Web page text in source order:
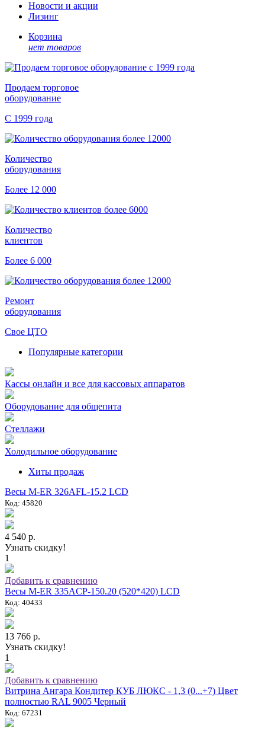
Новости и акции
Лизинг
Корзина
нет товаров
Продаем торговое
оборудование
С 1999 года
Количество
оборудования
Более 12 000
Количество
клиентов
Более 6 000
Ремонт
оборудования
Свое ЦТО
Популярные категории
Кассы онлайн и все для кассовых аппаратов
Оборудование для общепита
Стеллажи
Холодильное оборудование
Хиты продаж
Весы M-ER 326AFL-15.2 LCD
Код: 45820
4 540 р.
Узнать скидку!
1
Добавить к сравнению
Весы M-ER 335ACP-150.20 (520*420) LCD
Код: 40433
13 766 р.
Узнать скидку!
1
Добавить к сравнению
Витрина Ангара Кондитер КУБ ЛЮКС - 1,3 (0...+7) Цвет
полностью RAL 9005 Черный
Код: 67231